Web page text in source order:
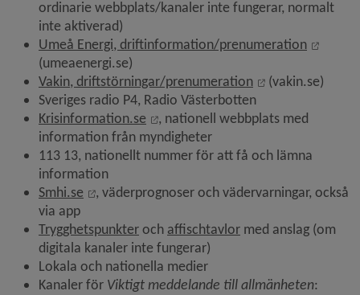
ordinarie webbplats/kanaler inte fungerar, normalt
inte aktiverad)
Umeå Energi, driftinformation/prenumeration
Länk
(umeaenergi.se)
Vakin, driftstörningar/prenumeration
Länk till annan
(vakin.se)
Sveriges radio P4, Radio Västerbotten
Krisinformation.se
Länk till annan webbplats,
, nationell webbplats med
information från myndigheter
113 13, nationellt nummer för att få och lämna
information
Smhi.se
Länk till annan webbplats, öppnas i nytt
, väderprognoser och vädervarningar, också
via app
Trygghetspunkter och affischtavlor med anslag (om
digitala kanaler inte fungerar)
Lokala och nationella medier
Kanaler för Viktigt meddelande till allmänheten: